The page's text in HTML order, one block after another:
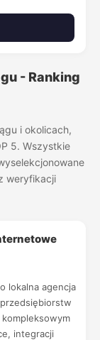
- Ranking
i okolicach,
5. Wszystkie
weryfikacji
lokalna agencja
integracji